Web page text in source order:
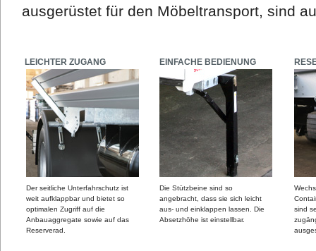
ausgerüstet für den Möbeltransport, sind
LEICHTER ZUGANG
Der seitliche Unterfahrschutz ist
weit aufklappbar und bietet so
optimalen Zugriff auf die
Anbauaggregate sowie auf das
Reserverad.
EINFACHE BEDIENUNG
Die Stützbeine sind so
angebracht, dass sie sich leicht
aus- und einklappen lassen. Die
Absetzhöhe ist einstellbar.
sind